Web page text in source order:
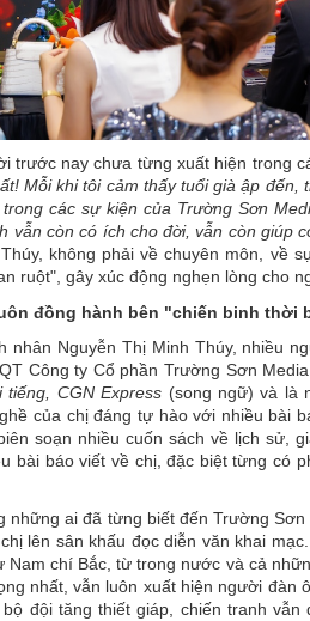
trước nay chưa từng xuất hiện trong
Mỗi khi tôi cảm thấy tuổi già ập
các sự kiện của Trường Sơn
vẫn còn có ích cho đời, vẫn còn giúp
không phải về chuyên môn, về
ruột", gây xúc động nghẹn lòng cho
đồng hành bên "chiến binh thời
nhân Nguyễn Thị Minh Thúy, nhiều
Công ty Cổ phần Trường Sơn
CGN Express (song ngữ) và là
của chị đáng tự hào với nhiều bài
soạn nhiều cuốn sách về lịch sử,
bài báo viết về chị, đặc biệt từng có
những ai đã từng biết đến Trường
lên sân khấu đọc diễn văn khai
Nam chí Bắc, từ trong nước và cả
nhất, vẫn luôn xuất hiện người đàn
đội tăng thiết giáp, chiến tranh